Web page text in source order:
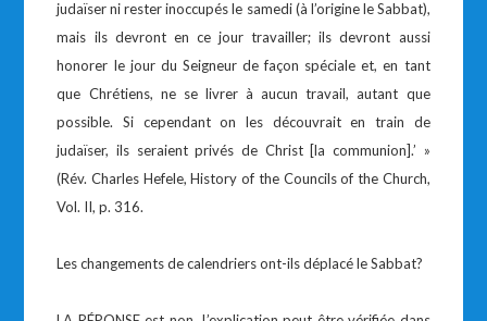
judaïser ni rester inoccupés le samedi (à l’origine le Sabbat),
mais ils devront en ce jour travailler; ils devront aussi
honorer le jour du Seigneur de façon spéciale et, en tant
que Chrétiens, ne se livrer à aucun travail, autant que
possible. Si cependant on les découvrait en train de
judaïser, ils seraient privés de Christ [la communion].’ »
(Rév. Charles Hefele, History of the Councils of the Church,
Vol. II, p. 316.
Les changements de calendriers ont-ils déplacé le Sabbat?